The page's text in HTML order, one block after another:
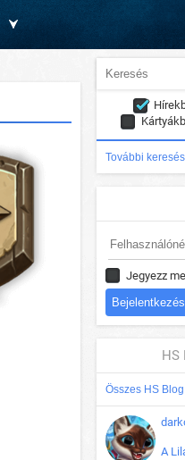
További
Jegyezz
HS
Összes HS
A